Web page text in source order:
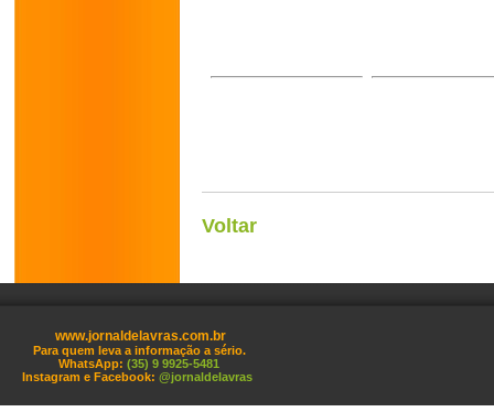
Voltar
www.jornaldelavras.com.br
Para quem leva a informação a sério.
WhatsApp: (35) 9 9925-5481
Instagram e Facebook: @jornaldelavras